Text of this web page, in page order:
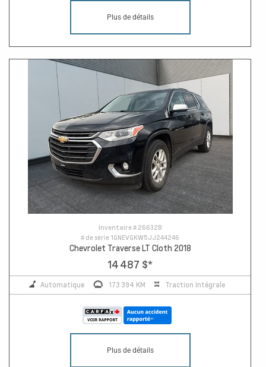
Plus de détails
Inventaire # 26632B
# de série 1GNEVGKW5JJ244246
Chevrolet Traverse LT Cloth 2018
14 487 $*
Automatique 173 394 KM Traction Intégrale
Plus de détails